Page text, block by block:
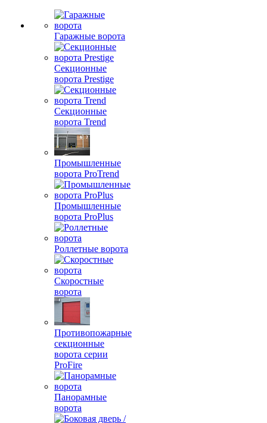
Гаражные ворота
Секционные
ворота Prestige
Секционные
ворота Trend
Промышленные
ворота ProTrend
Промышленные
ворота ProPlus
Роллетные ворота
Скоростные
ворота
Противопожарные
секционные
ворота серии
ProFire
Панорамные
ворота